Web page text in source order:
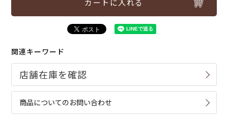
カートに入れる
関連キーワード
商品についてのお問い合わせ